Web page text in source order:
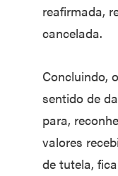
reafirmada,
cancelada.
Concluindo,
sentido de
para,
valores
de tutela,